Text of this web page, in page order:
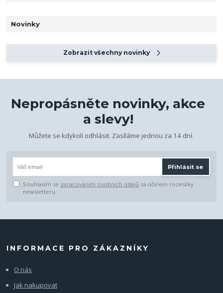
Novinky
Zobrazit všechny novinky
Nepropásněte novinky, akce
a slevy!
Můžete se kdykoli odhlásit. Zasíláme jednou za 14 dní.
Přihlásit se
Souhlasím se zpracováním osobních údajů za účelem rozesílky
newsletteru.
INFORMACE PRO ZÁKAZNÍKY
O nás
Jak nakupovat